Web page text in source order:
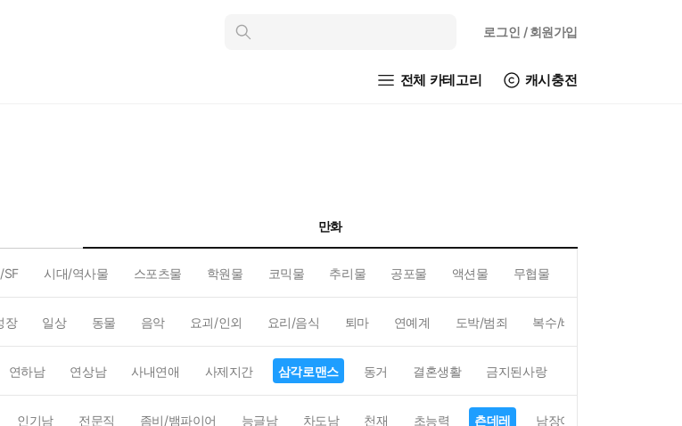
인
로그인 / 회원가입
전체 카테고리 캐시충전
만화
SF 시대/역사물 스포츠물 학원물 코믹물 추리물 공포물 액션물 무협물
장 일상 동물 음악 요괴/인외 요리/음식 퇴마 연예계 도박/범죄 복수/배신
연하남 연상남 사내연애 사제지간 삼각로맨스 동거 결혼생활 금지된사랑
인기남 전문직 좀비/뱀파이어 능글남 차도남 천재 초능력 츤데레 남장여자